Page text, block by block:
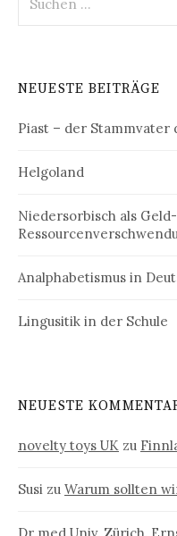
nach:
NEUESTE BEITRÄGE
Piast – der Stammvater
Helgoland
Niedersorbisch als
Analphabetismus in
Lingusitik in der Schule
NEUESTE
novelty toys UK zu
Susi zu Warum sollten